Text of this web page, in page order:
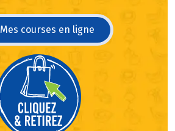
Mes courses en ligne